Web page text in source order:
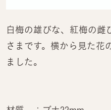
白梅の雄びな、紅梅の雌
さまです。横から見た花
ました。